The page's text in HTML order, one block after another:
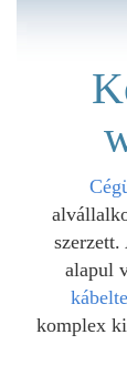
szerzett.
alapul
komplex